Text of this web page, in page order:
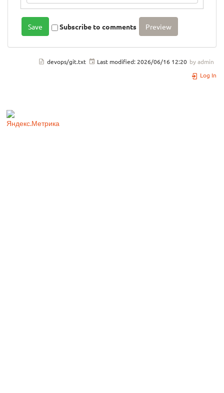
Subscribe to comments
devops/git.txt Last modified:2026/06/16 12:20 byadmin
Log In